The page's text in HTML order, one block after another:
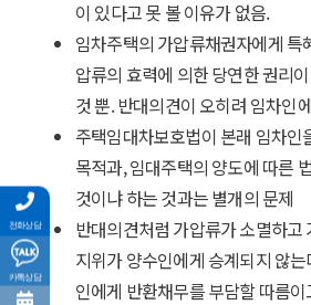
이 있다고 못 볼 이유가 없음.
임차주택의 가압류채권자에게 특
압류의 효력에 의한 당연한 권리
것 뿐. 반대의견이 오히려 임차인
주택임대차보호법이 본래 임차인
목적과, 임대주택의 양도에 따른
것이냐 하는 것과는 별개의 문제
반대의견처럼 가압류가 소멸하고
지위가 양수인에게 승계되지 않
인에게 반환채무를 부담할 따름
전화상담
카톡상담